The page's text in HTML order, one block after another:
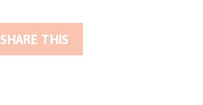
SHARE THIS